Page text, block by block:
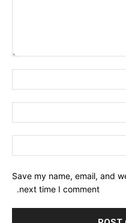
Save my name, email, and
next time I comment.